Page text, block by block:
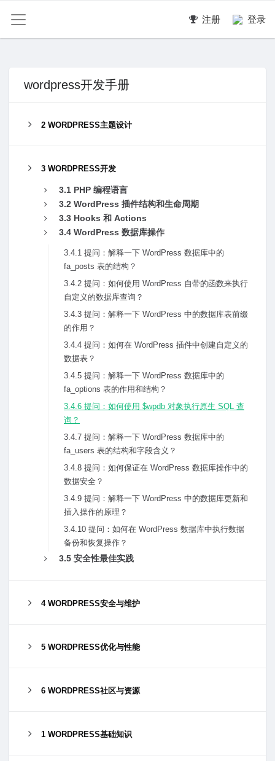
注册 登录
wordpress开发手册
2 WORDPRESS主题设计
3 WORDPRESS开发
3.1 PHP 编程语⾔
3.2 WordPress 插件结构和⽣命周期
3.3 Hooks 和 Actions
3.4 WordPress 数据库操作
3.4.1 提问：解释⼀下 WordPress 数据库中的
fa_posts 表的结构？
3.4.2 提问：如何使⽤ WordPress ⾃带的函数来执⾏
⾃定义的数据库查询？
3.4.3 提问：解释⼀下 WordPress 中的数据库表前缀
的作⽤？
3.4.4 提问：如何在 WordPress 插件中创建⾃定义的
数据表？
3.4.5 提问：解释⼀下 WordPress 数据库中的
fa_options 表的作⽤和结构？
3.4.6 提问：如何使⽤ $wpdb 对象执⾏原⽣ SQL 查
询？
3.4.7 提问：解释⼀下 WordPress 数据库中的
fa_users 表的结构和字段含义？
3.4.8 提问：如何保证在 WordPress 数据库操作中的
数据安全？
3.4.9 提问：解释⼀下 WordPress 中的数据库更新和
插⼊操作的原理？
3.4.10 提问：如何在 WordPress 数据库中执⾏数据
备份和恢复操作？
3.5 安全性最佳实践
4 WORDPRESS安全与维护
5 WORDPRESS优化与性能
6 WORDPRESS社区与资源
1 WORDPRESS基础知识